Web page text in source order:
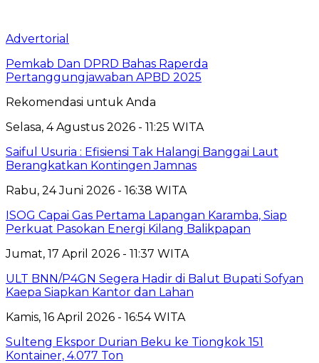
Advertorial
Pemkab Dan DPRD Bahas Raperda
Pertanggungjawaban APBD 2025
Rekomendasi untuk Anda
Selasa, 4 Agustus 2026 - 11:25 WITA
Saiful Usuria : Efisiensi Tak Halangi Banggai Laut
Berangkatkan Kontingen Jamnas
Rabu, 24 Juni 2026 - 16:38 WITA
ISOG Capai Gas Pertama Lapangan Karamba, Siap
Perkuat Pasokan Energi Kilang Balikpapan
Jumat, 17 April 2026 - 11:37 WITA
ULT BNN/P4GN Segera Hadir di Balut Bupati Sofyan
Kaepa Siapkan Kantor dan Lahan
Kamis, 16 April 2026 - 16:54 WITA
Sulteng Ekspor Durian Beku ke Tiongkok 151
Kontainer, 4.077 Ton